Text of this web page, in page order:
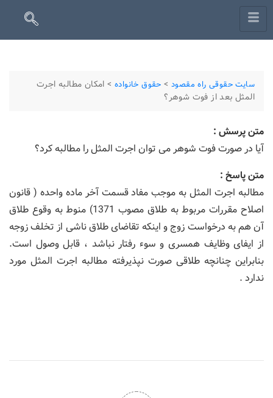
سایت حقوقی راه مقصود > حقوق خانواده > امکان مطالبه اجرت
المثل بعد از فوت شوهر؟
متن پرسش :
آیا در صورت فوت شوهر می توان اجرت المثل را مطالبه کرد؟
متن پاسخ :
مطالبه اجرت المثل به موجب مفاد قسمت آخر ماده واحده ( قانون
اصلاح مقررات مربوط به طلاق مصوب 1371) منوط به وقوع طلاق
آن هم به درخواست زوج و اینکه تقاضای طلاق ناشی از تخلف زوجه
از ایفای وظایف همسری و سوء رفتار نباشد ، قابل وصول است.
بنابراین چنانچه طلاقی صورت نپذیرفته مطالبه اجرت المثل مورد
ندارد .